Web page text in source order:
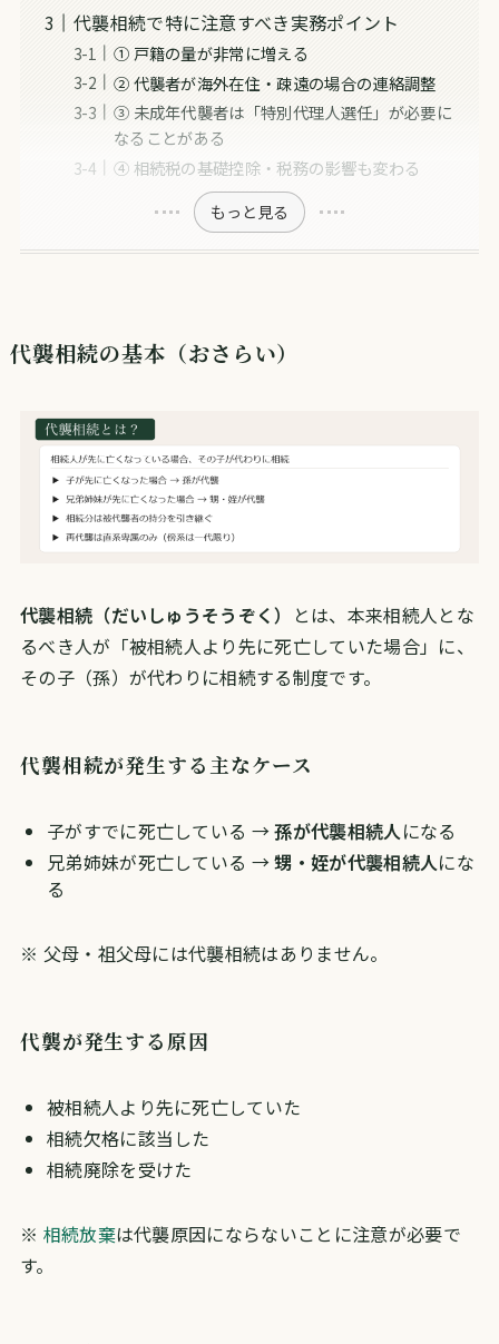
代襲相続で特に注意すべき実務ポイント
① 戸籍の量が非常に増える
② 代襲者が海外在住・疎遠の場合の連絡調整
③ 未成年代襲者は「特別代理人選任」が必要に
なることがある
④ 相続税の基礎控除・税務の影響も変わる
もっと見る
代襲相続の基本（おさらい）
代襲相続（だいしゅうそうぞく）
とは、本来相続人とな
るべき人が「被相続人より先に死亡していた場合」に、
その子（孫）が代わりに相続する制度です。
代襲相続が発生する主なケース
子がすでに死亡している →孫が代襲相続人になる
兄弟姉妹が死亡している →甥・姪が代襲相続人にな
る
※ 父母・祖父母には代襲相続はありません。
代襲が発生する原因
被相続人より先に死亡していた
相続欠格に該当した
相続廃除を受けた
※ 相続放棄は代襲原因にならないことに注意が必要で
す。